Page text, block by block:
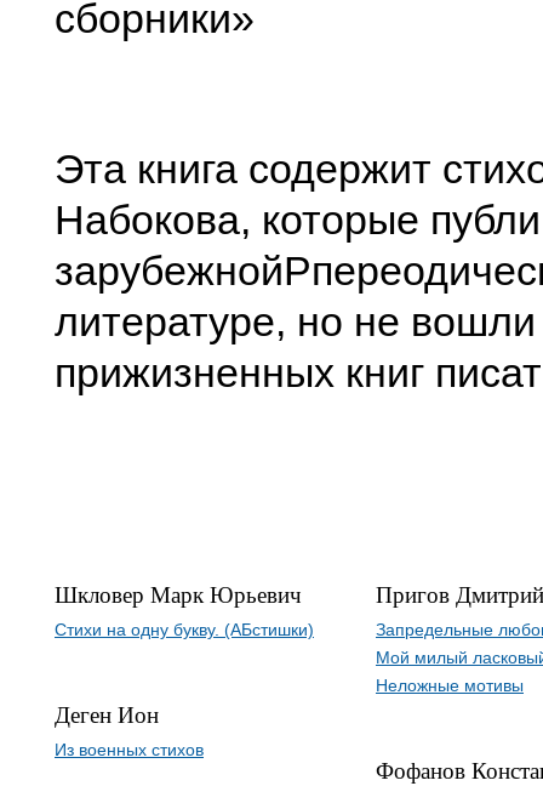
сборники»
Эта книга содержит
Набокова, которые
литературе, но не
прижизненных книг
Шкловер Марк Юрьевич
Стихи на одну букву. (АБстишки)
Деген Ион
Из военных стихов
Пригов
Запредельные
Мой милый
Неложные мотивы
Фофанов